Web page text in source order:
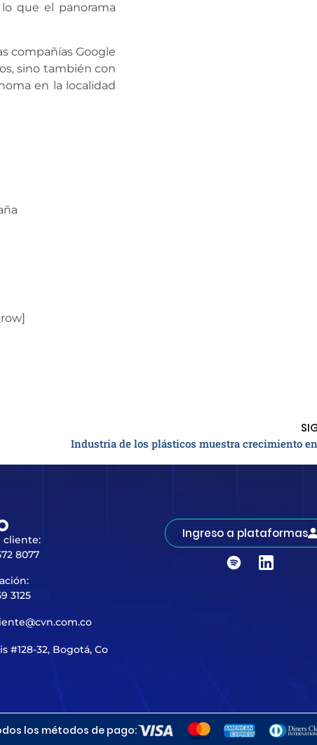
que el panorama
compañías Google
sino también con
en la localidad
Industria de los plásticos muestra crecimiento
cliente:
8077
3125
#128-32, Bogotá, Co
Ingreso a plataformas
los métodos de pago: